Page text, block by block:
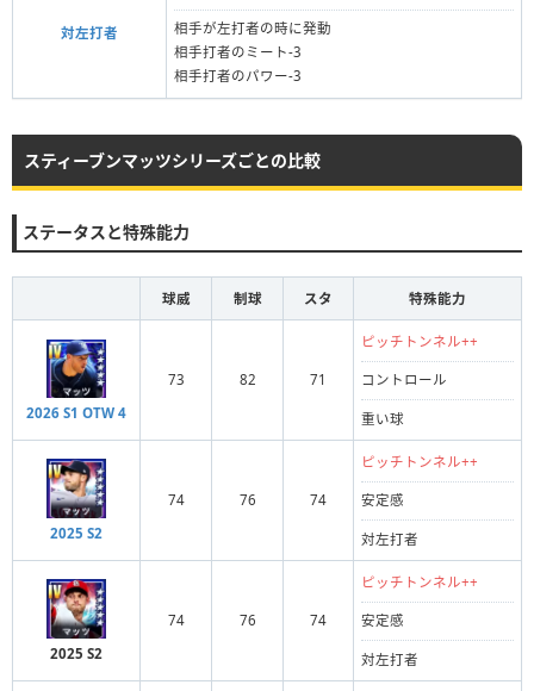
対左打者
相手が左打者の時に発動
相手打者のミート-3
相手打者のパワー-3
スティーブンマッツシリーズごとの比較
ステータスと特殊能力
球威 制球 スタ 特殊能力
2026 S1 OTW 4
73 82 71
ピッチトンネル++
コントロール
重い球
2025 S2
74 76 74
ピッチトンネル++
安定感
対左打者
2025 S2
74 76 74
ピッチトンネル++
安定感
対左打者